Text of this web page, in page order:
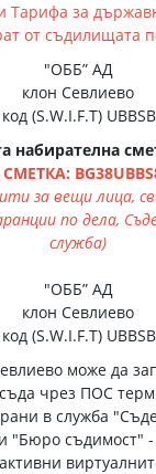
Тарифа за
от съдилищата
"ОББ” АД
клон Севлиево
(S.W.I.F.T)
набирателна
за вещи лица,
по дела,
служба)
"ОББ” АД
клон Севлиево
(S.W.I.F.T)
може да
чрез ПОС
в служба
"Бюро съдимост" -